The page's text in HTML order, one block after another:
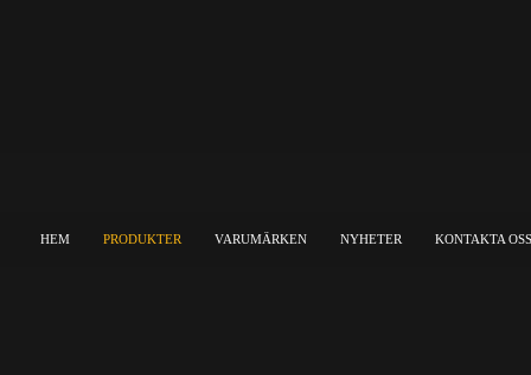
HEM PRODUKTER VARUMÄRKEN NYHETER KONTAKTA OSS